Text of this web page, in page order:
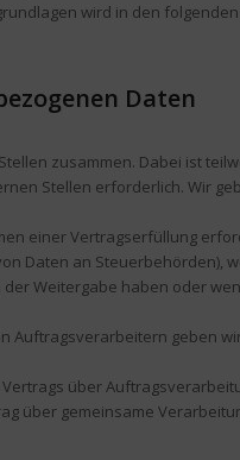
wird in den
Daten
zusammen. Dabei ist
Stellen erforderlich. Wir
einer Vertragserfüllung
Daten an Steuerbehörden),
der Weitergabe haben oder
Auftragsverarbeitern geben
über
über gemeinsame